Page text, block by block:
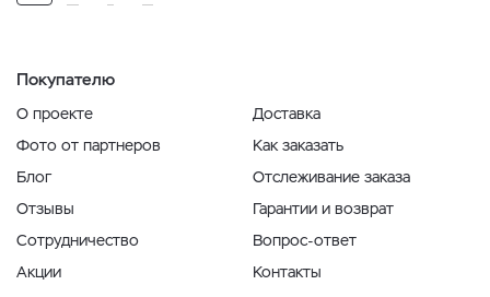
Покупателю
О проекте
Фото от партнеров
Блог
Отзывы
Сотрудничество
Акции
Доставка
Как заказать
Отслеживание заказа
Гарантии и возврат
Вопрос-ответ
Контакты